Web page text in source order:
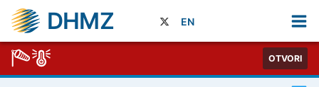
DHMZ EN
OTVORI